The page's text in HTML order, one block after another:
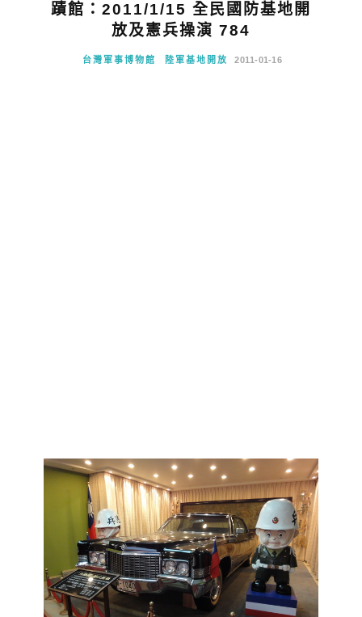
蹟館：2011/1/15 全民國防基地開
放及憲兵操演 784
台灣軍事博物館 陸軍基地開放 2011-01-16